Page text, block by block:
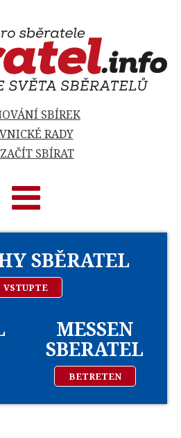
SBÍREK
RADY
SBÍRAT
SBĚRATEL
VSTUPTE
MESSEN
SBERATEL
BETRETEN